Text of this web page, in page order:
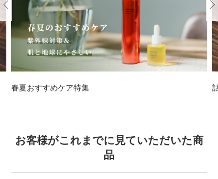
Previous
春夏おすすめケア特集
お客様がこれまでに見ていただいた商
品